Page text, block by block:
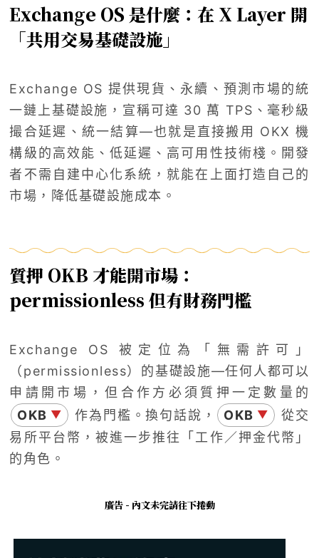
Exchange OS 是什麼：在 X Layer 開
「共用交易基礎設施」
Exchange OS 提供現貨、永續、預測市場的統
一鏈上基礎設施，宣稱可達 30 萬 TPS、毫秒級
撮合延遲、統一結算—也就是直接搬用 OKX 機
構級的高效能、低延遲、高可用性技術棧。開發
者不需自建中心化系統，就能在上面打造自己的
市場，降低基礎設施成本。
質押 OKB 才能開市場：
permissionless 但有財務門檻
Exchange OS 被定位為「無需許可」
（permissionless）的基礎設施—任何人都可以
申請開市場，但合作方必須質押一定數量的
OKB ▼ 作為門檻。換句話說， OKB ▼
從交
易所平台幣，被進一步推往「工作／押金代幣」
的角色。
廣告 - 內文未完請往下捲動